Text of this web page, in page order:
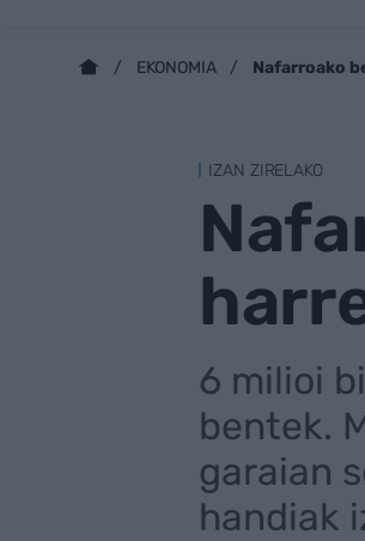
EKONOMIA Nafarroako
IZAN ZIRELAKO
6 milioi
bentek.
garaian
handiak